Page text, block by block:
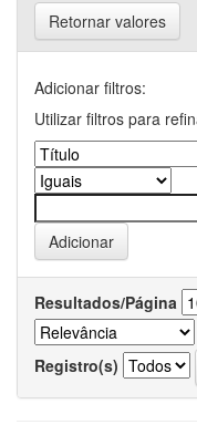
Retornar valores
Adicionar filtros:
Utilizar filtros para
Resultados/Página
Registro(s)